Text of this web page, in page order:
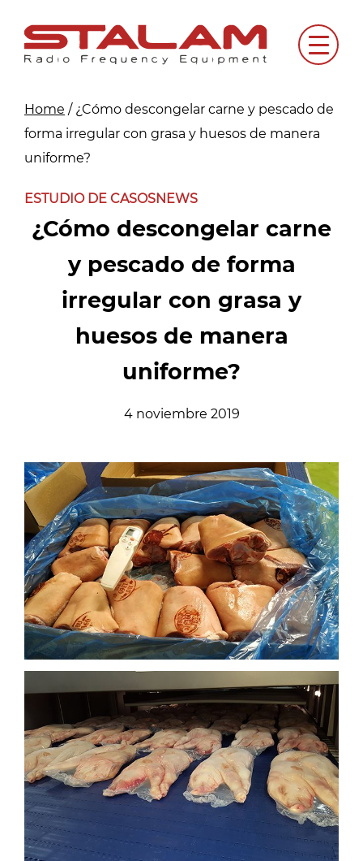
content
Menu
Home / ¿Cómo descongelar carne y pescado de
forma irregular con grasa y huesos de manera
uniforme?
ESTUDIO DE CASOSNEWS
¿Cómo descongelar carne
y pescado de forma
irregular con grasa y
huesos de manera
uniforme?
4 noviembre 2019